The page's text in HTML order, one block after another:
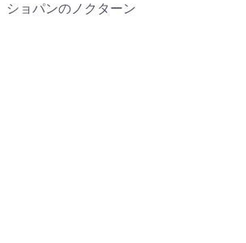
ショパンのノクターン